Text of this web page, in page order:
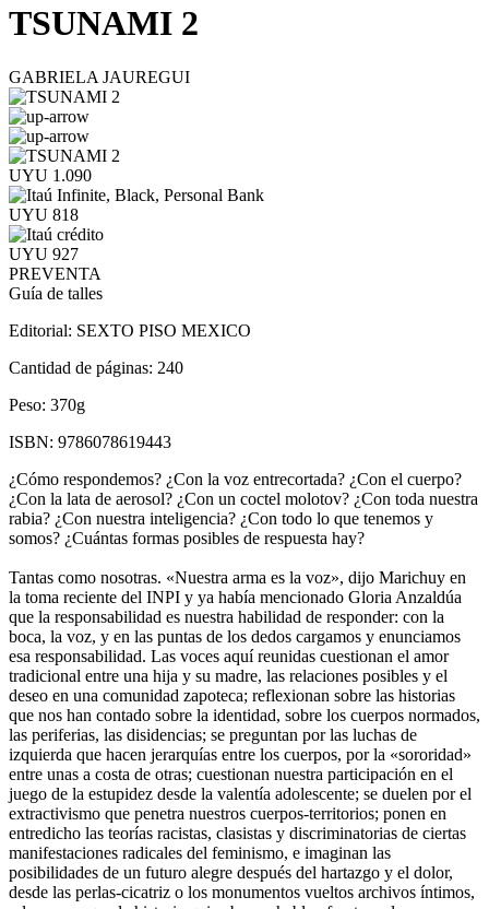
TSUNAMI 2
GABRIELA JAUREGUI
UYU 1.090
UYU 818
UYU 927
PREVENTA
Guía de talles
Editorial: SEXTO PISO MEXICO
Cantidad de páginas: 240
Peso: 370g
ISBN: 9786078619443
¿Cómo respondemos? ¿Con la voz entrecortada? ¿Con el cuerpo?
¿Con la lata de aerosol? ¿Con un coctel molotov? ¿Con toda nuestra
rabia? ¿Con nuestra inteligencia? ¿Con todo lo que tenemos y
somos? ¿Cuántas formas posibles de respuesta hay?
Tantas como nosotras. «Nuestra arma es la voz», dijo Marichuy en
la toma reciente del INPI y ya había mencionado Gloria Anzaldúa
que la responsabilidad es nuestra habilidad de responder: con la
boca, la voz, y en las puntas de los dedos cargamos y enunciamos
esa responsabilidad. Las voces aquí reunidas cuestionan el amor
tradicional entre una hija y su madre, las relaciones posibles y el
deseo en una comunidad zapoteca; reflexionan sobre las historias
que nos han contado sobre la identidad, sobre los cuerpos normados,
las periferias, las disidencias; se preguntan por las luchas de
izquierda que hacen jerarquías entre los cuerpos, por la «sororidad»
entre unas a costa de otras; cuestionan nuestra participación en el
juego de la estupidez desde la valentía adolescente; se duelen por el
extractivismo que penetra nuestros cuerpos-territorios; ponen en
entredicho las teorías racistas, clasistas y discriminatorias de ciertas
manifestaciones radicales del feminismo, e imaginan las
posibilidades de un futuro alegre después del hartazgo y el dolor,
desde las perlas-cicatriz o los monumentos vueltos archivos íntimos,